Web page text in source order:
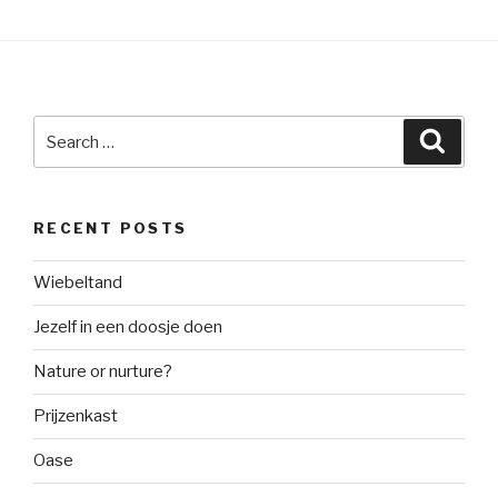
RECENT POSTS
Wiebeltand
Jezelf in een doosje doen
Nature or nurture?
Prijzenkast
Oase